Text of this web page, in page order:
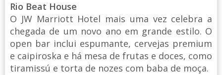
Rio Beat House
O JW Marriott Hotel mais uma vez celebra a
chegada de um novo ano em grande estilo. O
open bar inclui espumante, cervejas premium
e caipiroska e há mesa de frutas e doces, como
tiramissú e torta de nozes com baba de moça.